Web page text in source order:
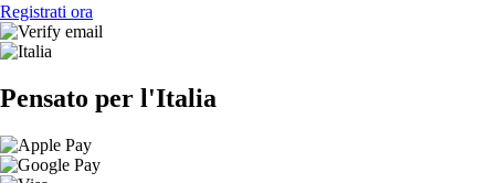
Registrati ora
Pensato per l'Italia